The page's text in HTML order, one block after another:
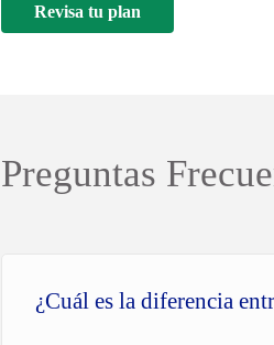
Revisa tu plan
Preguntas
¿Cuál es la diferencia